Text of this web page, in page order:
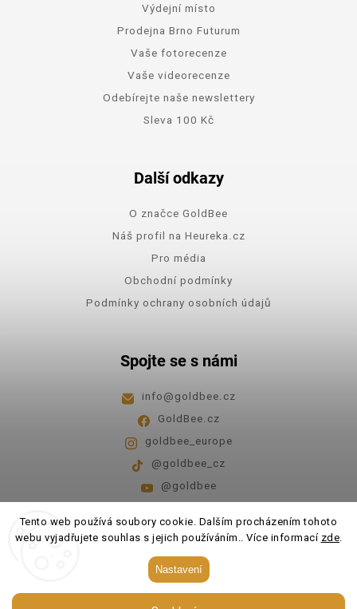
Tento web používá soubory cookie. Dalším procházením tohoto
webu vyjadřujete souhlas s jejich používáním.. Více informací zde.
Nastavení
Výdejní místo
Prodejna Brno Futurum
Vaše fotorecenze
Vaše videorecenze
Odebírejte naše newslettery
Sleva 100 Kč
Další odkazy
O značce GoldBee
Náš profil na Heureka.cz
Pro média
Obchodní podmínky
Podmínky ochrany osobních údajů
Spojte se s námi
info@goldbee.cz
GoldBee.cz
goldbee_europe
@goldbee_cz
@goldbee
Pondělí - pátek 8:00-14:00
GoldBee. Všechna práva vyhrazena.
Upravit nastavení cookies